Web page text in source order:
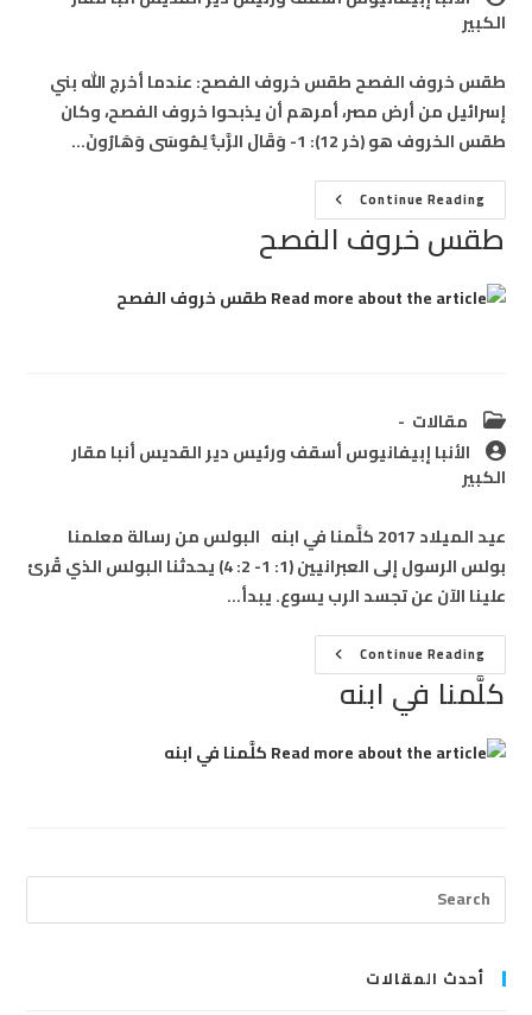
author:
الكبير
طقس خروف الفصح طقس خروف الفصح: عندما أخرج الله بني
إسرائيل من أرض مصر، أمرهم أن يذبحوا خروف الفصح، وكان
طقس الخروف هو (خر 12): 1- وَقَالَ الرَّبُّ لِمُوسَى وَهَارُونَ…
Continue Readingطقس
خروف
الفصح
طقس خروف الفصح
Post
category:
مقالات
Post
author:
الأنبا إبيفانيوس أسقف ورئيس دير القديس أنبا مقار
الكبير
عيد الميلاد 2017 كلَّمنا في ابنه البولس من رسالة معلمنا
بولس الرسول إلى العبرانيين (1: 1- 2: 4) يحدثنا البولس الذي قُرئ
علينا الآن عن تجسد الرب يسوع. يبدأ…
Continue Readingكلَّمنا
في
ابنه
كلَّمنا في ابنه
أحدث المقالات